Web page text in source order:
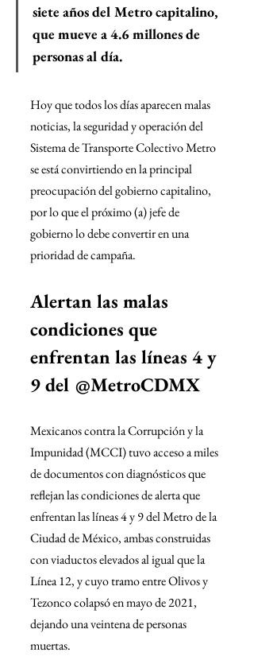
siete años del Metro capitalino,
que mueve a 4.6 millones de
personas al día.
Hoy que todos los días aparecen malas
noticias, la seguridad y operación del
Sistema de Transporte Colectivo Metro
se está convirtiendo en la principal
preocupación del gobierno capitalino,
por lo que el próximo (a) jefe de
gobierno lo debe convertir en una
prioridad de campaña.
Alertan las malas
condiciones que
enfrentan las líneas 4 y
9 del @MetroCDMX
Mexicanos contra la Corrupción y la
Impunidad (MCCI) tuvo acceso a miles
de documentos con diagnósticos que
reflejan las condiciones de alerta que
enfrentan las líneas 4 y 9 del Metro de la
Ciudad de México, ambas construidas
con viaductos elevados al igual que la
Línea 12, y cuyo tramo entre Olivos y
Tezonco colapsó en mayo de 2021,
dejando una veintena de personas
muertas.